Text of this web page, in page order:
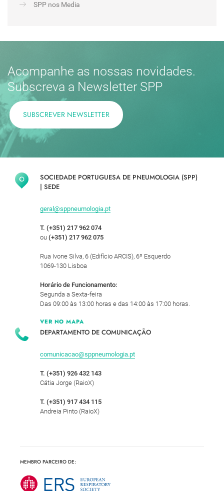
SPP nos Media
Acompanhe as nossas novidades.
Subscreva a Newsletter SPP
SUBSCREVER NEWSLETTER
SOCIEDADE PORTUGUESA DE PNEUMOLOGIA (SPP)
| SEDE
geral@sppneumologia.pt
T. (+351) 217 962 074
ou (+351) 217 962 075
Rua Ivone Silva, 6 (Edifício ARCIS), 6º Esquerdo
1069-130 Lisboa
Horário de Funcionamento:
Segunda a Sexta-feira
Das 09:00 às 13:00 horas e das 14:00 às 17:00 horas.
VER NO MAPA
DEPARTAMENTO DE COMUNICAÇÃO
comunicacao@sppneumologia.pt
T. (+351) 926 432 143
Cátia Jorge (RaioX)
T. (+351) 917 434 115
Andreia Pinto (RaioX)
MEMBRO PARCEIRO DE: